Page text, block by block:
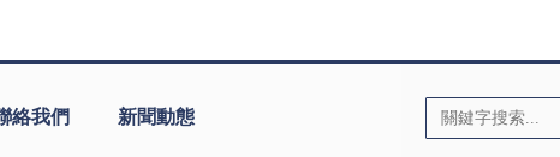
絡我們 新聞動態